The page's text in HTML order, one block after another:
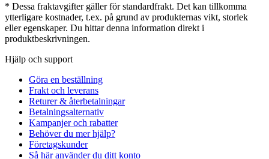
* Dessa fraktavgifter gäller för standardfrakt. Det kan tillkomma
ytterligare kostnader, t.ex. på grund av produkternas vikt, storlek
eller egenskaper. Du hittar denna information direkt i
produktbeskrivningen.
Hjälp och support
Göra en beställning
Frakt och leverans
Returer & återbetalningar
Betalningsalternativ
Kampanjer och rabatter
Behöver du mer hjälp?
Företagskunder
Så här använder du ditt konto